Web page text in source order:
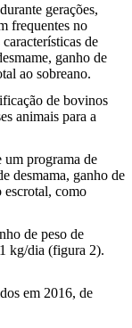
gerações,
frequentes no
de
ganho de
ao sobreano.
de bovinos
animais para a
um programa de
desmama, ganho de
escrotal, como
de peso de
kg/dia (figura 2).
em 2016, de